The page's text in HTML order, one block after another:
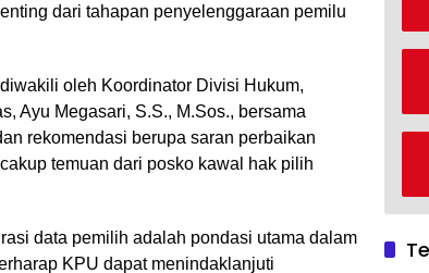
dari tahapan penyelenggaraan pemilu
oleh Koordinator Divisi Hukum,
Ayu Megasari, S.S., M.Sos., bersama
rekomendasi berupa saran perbaikan
temuan dari posko kawal hak pilih
data pemilih adalah pondasi utama dalam
KPU dapat menindaklanjuti